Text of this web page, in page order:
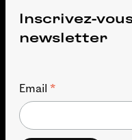
Inscrivez-
newsletter
Email *